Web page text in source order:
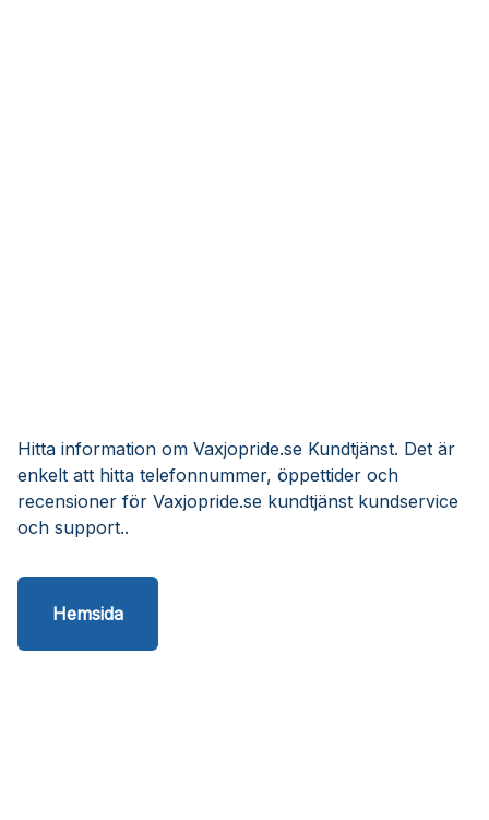
Hitta information om Vaxjopride.se Kundtjänst. Det är
enkelt att hitta telefonnummer, öppettider och
recensioner för Vaxjopride.se kundtjänst kundservice
och support..
Hemsida